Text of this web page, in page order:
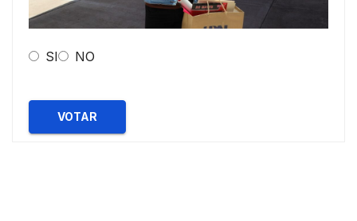
SI NO
VOTAR